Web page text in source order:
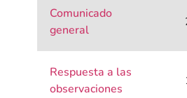
Comunicado
general
Respuesta a las
observaciones